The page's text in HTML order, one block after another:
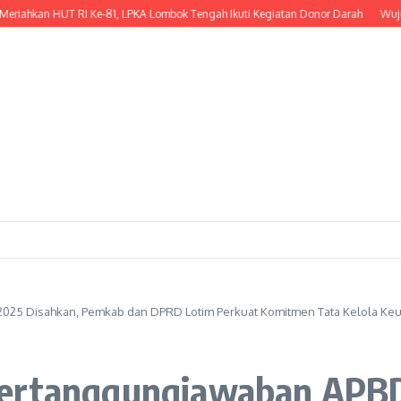
HUT RI Ke-81, LPKA Lombok Tengah Ikuti Kegiatan Donor Darah Wujud
Disahkan, Pemkab dan DPRD Lotim Perkuat Komitmen Tata Kelola